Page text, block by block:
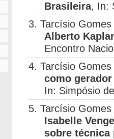
Brasileira, In:
3. Tarcísio
Alberto
Encontro
4. Tarcísio
como
In: Simpósio
5. Tarcísio
Isabelle
sobre técnica